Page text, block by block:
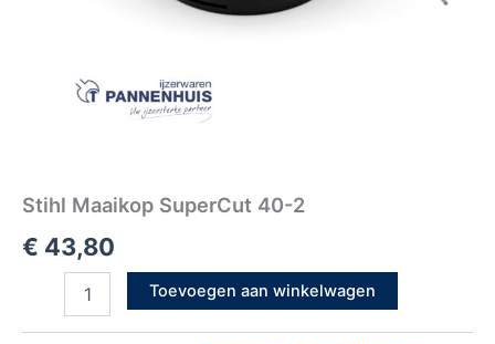
Stihl Maaikop SuperCut 40-2
€ 43,80
Toevoegen aan winkelwagen